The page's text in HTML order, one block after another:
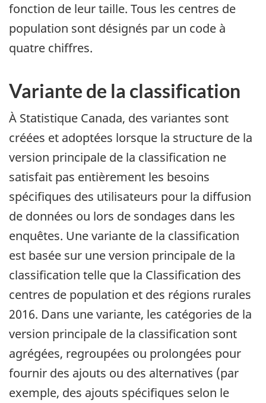
fonction de leur taille. Tous les centres de
population sont désignés par un code à
quatre chiffres.
Variante de la classification
À Statistique Canada, des variantes sont
créées et adoptées lorsque la structure de la
version principale de la classification ne
satisfait pas entièrement les besoins
spécifiques des utilisateurs pour la diffusion
de données ou lors de sondages dans les
enquêtes. Une variante de la classification
est basée sur une version principale de la
classification telle que la Classification des
centres de population et des régions rurales
2016. Dans une variante, les catégories de la
version principale de la classification sont
agrégées, regroupées ou prolongées pour
fournir des ajouts ou des alternatives (par
exemple, des ajouts spécifiques selon le